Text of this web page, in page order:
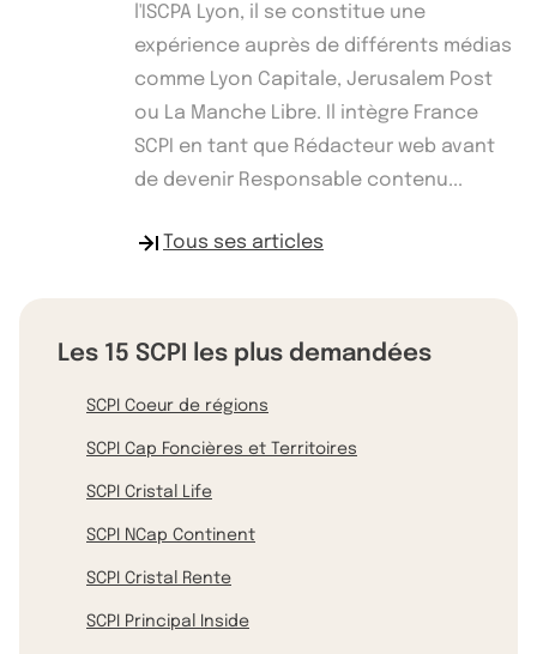
l'ISCPA Lyon, il se constitue une
expérience auprès de différents médias
comme Lyon Capitale, Jerusalem Post
ou La Manche Libre. Il intègre France
SCPI en tant que Rédacteur web avant
de devenir Responsable contenu...
Tous ses articles
Les 15 SCPI les plus demandées
SCPI Coeur de régions
SCPI Cap Foncières et Territoires
SCPI Cristal Life
SCPI NCap Continent
SCPI Cristal Rente
SCPI Principal Inside